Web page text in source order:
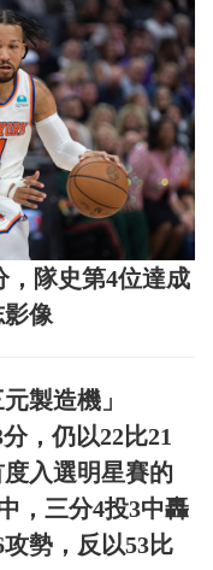
，隊史第4位達成
像
製造機」
，仍以22比21
入選明星賽的
，三分4投3中轟
勢，反以53比